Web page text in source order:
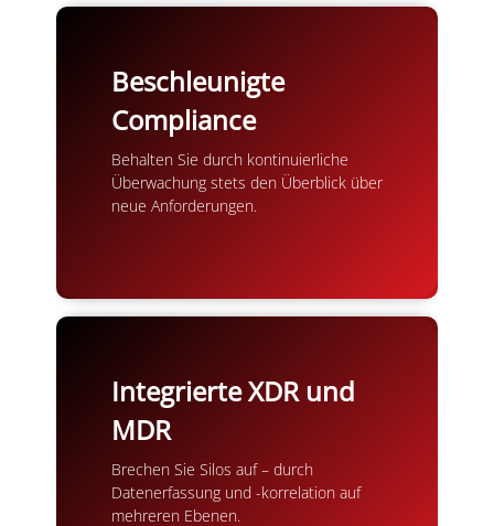
Beschleunigte
Compliance
Behalten Sie durch kontinuierliche
Überwachung stets den Überblick über
neue Anforderungen.
Integrierte XDR und
MDR
Brechen Sie Silos auf – durch
Datenerfassung und -korrelation auf
mehreren Ebenen.